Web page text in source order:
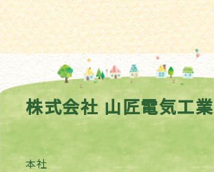
株式会社 山匠電気工業
本社